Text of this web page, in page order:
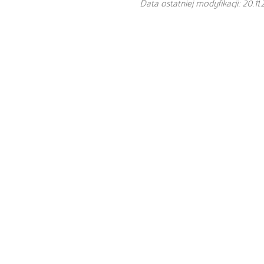
Data ostatniej modyfikacji: